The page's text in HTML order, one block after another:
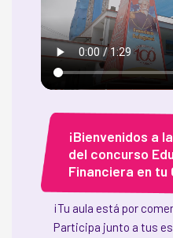
¡Bienvenidos a
del concurso
Financiera en tu
¡Tu aula está por
Participa junto a tus